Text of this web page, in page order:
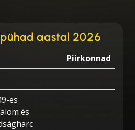
aastal 2026
Piirkonnad
es
és